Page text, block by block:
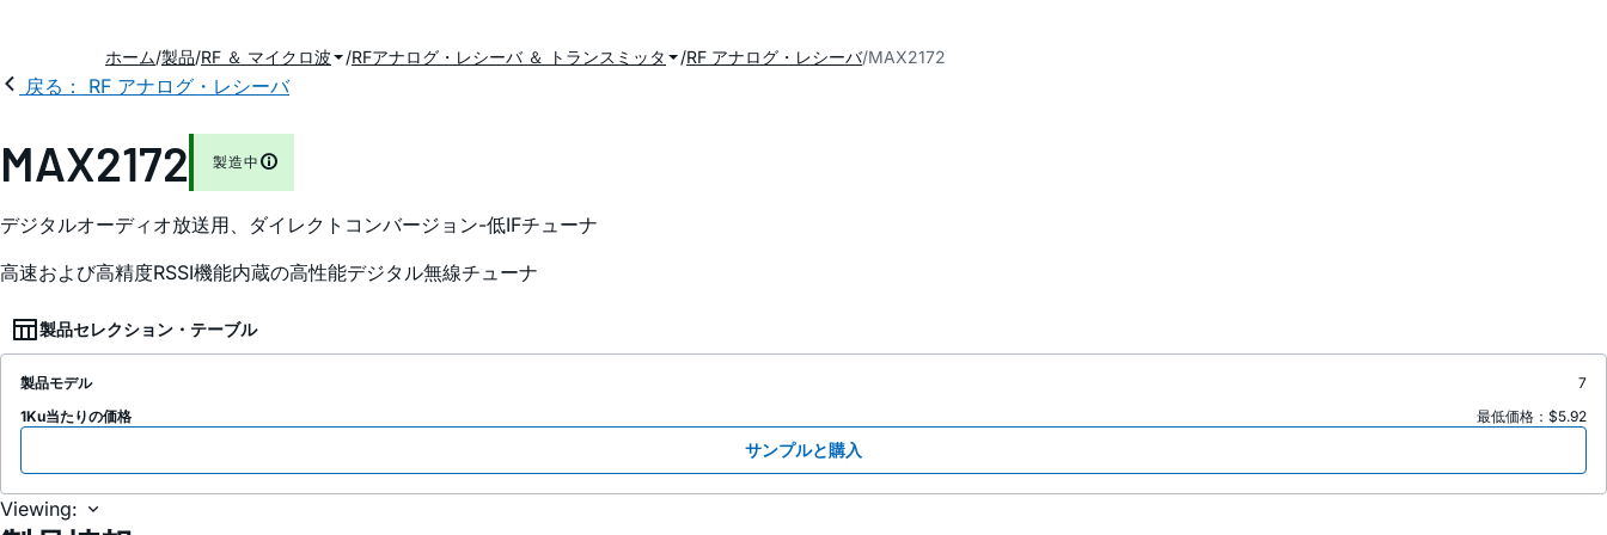
ホーム 製品 RF ＆ マイクロ波 RFアナログ・レシーバ ＆ トランスミッタ RF アナログ・レシーバ MAX2172
戻る： RF アナログ・レシーバ
MAX2172 製造中
デジタルオーディオ放送用、ダイレクトコンバージョン-低IFチューナ
高速および高精度RSSI機能内蔵の高性能デジタル無線チューナ
製品セレクション・テーブル
製品モデル
7
1Ku当たりの価格
最低価格：$5.92
サンプルと購入
Viewing: